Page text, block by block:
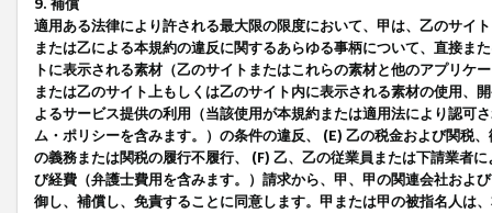
9. 補償
適用ある法律により許される最大限の限度において、甲は、乙のサイ
または乙による本規約の違反に関するあらゆる事柄について、直接ま
トに表示される素材（乙のサイトまたはこれらの素材と他のアプリ
または乙のサイト上もしくは乙のサイト内に表示される素材の使用、
よるサービス提供の利用（当該使用が本規約または適用法により認可
ム・ポリシーを含みます。）の条件の違反、 (E) 乙の税金および関税
の義務または関税の履行不履行、 (F) 乙、乙の従業員または下請業者
び経費（弁護士費用を含みます。）請求から、甲、甲の関連会社およ
御し、補償し、免責することに同意します。甲または甲の被指名人は